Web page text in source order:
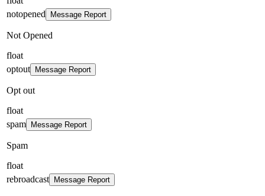
notopened
Message Report
Not Opened
float
optout
Message Report
Opt out
float
spam
Message Report
Spam
float
rebroadcast
Message Report